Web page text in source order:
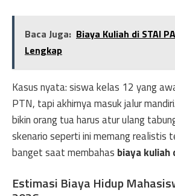
Baca Juga: Biaya Kuliah di STAI
Lengkap
Kasus nyata: siswa kelas 12 yang
PTN, tapi akhirnya masuk jalur
bikin orang tua harus atur ulang
skenario seperti ini memang realistis
banget saat membahas biaya
Estimasi Biaya Hidup